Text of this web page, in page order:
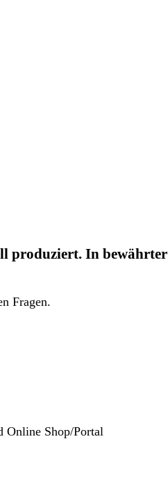
produziert. In bewährter
Fragen.
Online Shop/Portal